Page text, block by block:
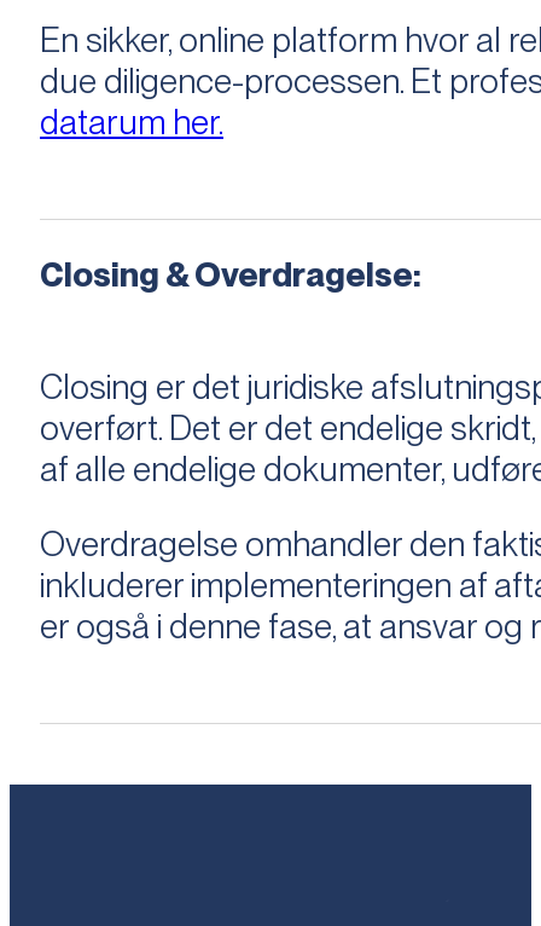
En sikker, online platform hvor al
due diligence-processen. Et
datarum her.
Closing & Overdragelse:
Closing er det juridiske
overført. Det er det endelige
af alle endelige dokumenter,
Overdragelse omhandler den
inkluderer implementeringen af
er også i denne fase, at ansvar